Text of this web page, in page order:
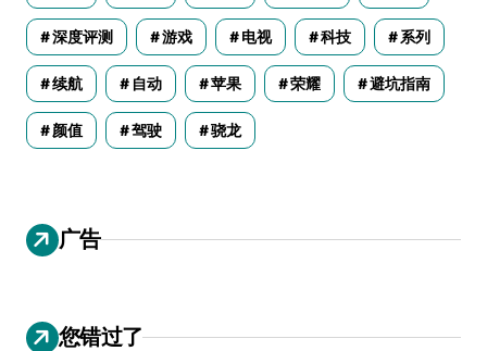
深度评测 游戏 电视 科技 系列
续航 自动 苹果 荣耀 避坑指南
颜值 驾驶 骁龙
广告
您错过了